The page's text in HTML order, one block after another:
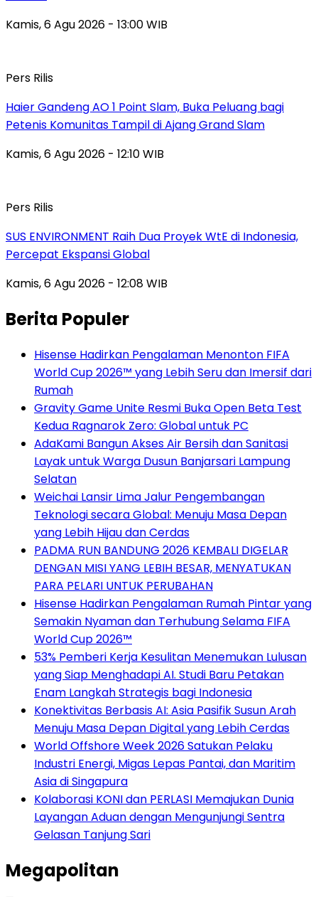
Kamis, 6 Agu 2026 - 13:00 WIB
Pers Rilis
Haier Gandeng AO 1 Point Slam, Buka Peluang bagi
Petenis Komunitas Tampil di Ajang Grand Slam
Kamis, 6 Agu 2026 - 12:10 WIB
Pers Rilis
SUS ENVIRONMENT Raih Dua Proyek WtE di Indonesia,
Percepat Ekspansi Global
Kamis, 6 Agu 2026 - 12:08 WIB
Berita Populer
Hisense Hadirkan Pengalaman Menonton FIFA
World Cup 2026™ yang Lebih Seru dan Imersif dari
Rumah
Gravity Game Unite Resmi Buka Open Beta Test
Kedua Ragnarok Zero: Global untuk PC
AdaKami Bangun Akses Air Bersih dan Sanitasi
Layak untuk Warga Dusun Banjarsari Lampung
Selatan
Weichai Lansir Lima Jalur Pengembangan
Teknologi secara Global: Menuju Masa Depan
yang Lebih Hijau dan Cerdas
PADMA RUN BANDUNG 2026 KEMBALI DIGELAR
DENGAN MISI YANG LEBIH BESAR, MENYATUKAN
PARA PELARI UNTUK PERUBAHAN
Hisense Hadirkan Pengalaman Rumah Pintar yang
Semakin Nyaman dan Terhubung Selama FIFA
World Cup 2026™
53% Pemberi Kerja Kesulitan Menemukan Lulusan
yang Siap Menghadapi AI. Studi Baru Petakan
Enam Langkah Strategis bagi Indonesia
Konektivitas Berbasis AI: Asia Pasifik Susun Arah
Menuju Masa Depan Digital yang Lebih Cerdas
World Offshore Week 2026 Satukan Pelaku
Industri Energi, Migas Lepas Pantai, dan Maritim
Asia di Singapura
Kolaborasi KONI dan PERLASI Memajukan Dunia
Layangan Aduan dengan Mengunjungi Sentra
Gelasan Tanjung Sari
Megapolitan